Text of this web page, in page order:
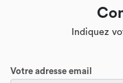
Indiquez
Votre adresse email